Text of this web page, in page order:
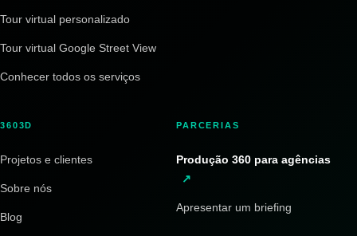
Tour virtual personalizado
Tour virtual Google Street View
Conhecer todos os serviços
3603D
Projetos e clientes
Sobre nós
Blog
PARCERIAS
Produção 360 para agências
↗
Apresentar um briefing